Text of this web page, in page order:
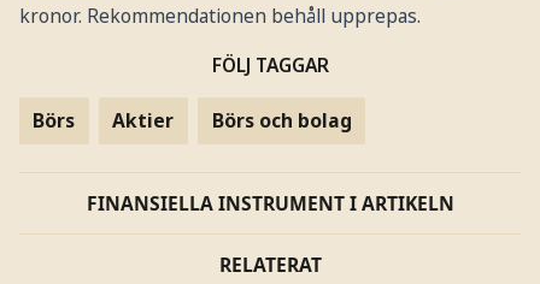
kronor. Rekommendationen behåll upprepas.
FÖLJ TAGGAR
Börs Aktier Börs och bolag
FINANSIELLA INSTRUMENT I ARTIKELN
RELATERAT